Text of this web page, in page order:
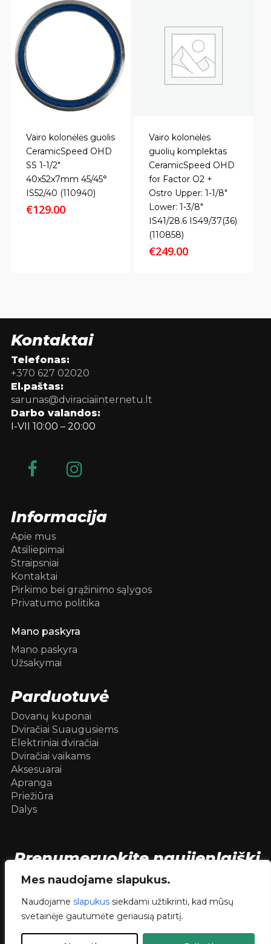
Mes naudojame slapukus.
Naudojame slapukus siekdami užtikrinti, kad mūsų
svetainėje gautumėte geriausią patirtį.
Vairo kolonėlės guolis
CeramicSpeed OHD
SS 1-1/2"
40x52x7mm 45/45°
IS52/40 (110940)
€129.00
Vairo kolonėlės
guolių komplektas
CeramicSpeed OHD
for Factor O2 +
Ostro Upper: 1-1/8"
Lower: 1-3/8"
IS41/28.6 IS49/37(36)
(110858)
€249.00
Kontaktai
Telefonas:
+370 627 02020
El.paštas:
sarunas@dviraciaiinternetu.lt
Darbo valandos:
I-VII 10:00 – 20:00
Informacija
Apie mus
Atsiliepimai
Straipsniai
Kontaktai
Pirkimo bei grąžinimo sąlygos
Privatumo politika
Mano paskyra
Mano paskyra
Užsakymai
Parduotuvė
Dovanų kuponai
Dviračiai Suaugusiems
Elektriniai dviračiai
Dviračiai vaikams
Aksesuarai
Apranga
Priežiūra
Dalys
Prenumeruokite naujienlaiškį
[mc4wp_form id=104736]
© 2026 Dviračiai internetu .